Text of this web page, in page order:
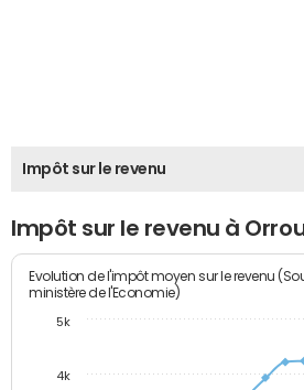
Impôt sur le revenu
Impôt sur le revenu à
Evolution de l'impôt moyen sur le revenu
ministère de l'Economie)
4k
5k